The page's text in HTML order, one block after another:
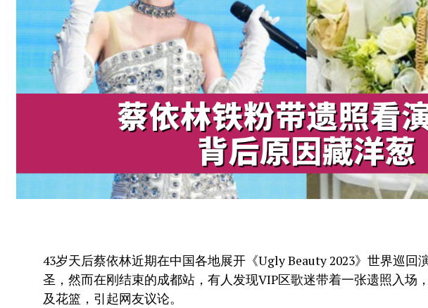
43岁天后蔡依林近期在中国各地展开《Ugly Beauty 2023》世界巡回
圣，然而在刚结束的成都站，有人发现VIP区歌迷带着一张遗照入场
及花篮，引起网友议论。